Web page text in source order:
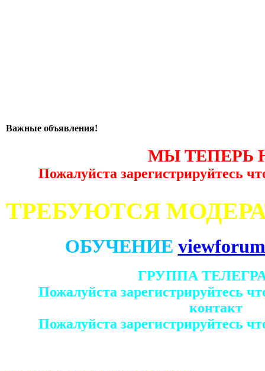
Важные объявления!
МЫ ТЕПЕРЬ
Пожалуйста зарегистрируйтесь
ТРЕБУЮТСЯ
ОБУЧЕНИЕ
ГРУППА
Пожалуйста зарегистрируйтесь
контакт
Пожалуйста зарегистрируйтесь